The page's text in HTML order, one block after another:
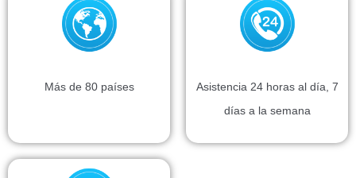
Más de 80 países
Asistencia 24 horas al día, 7
días a la semana